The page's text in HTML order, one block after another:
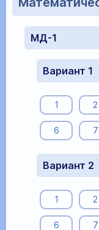
МД-1
Вариант 1
1 2
6 7
Вариант 2
1 2
6 7